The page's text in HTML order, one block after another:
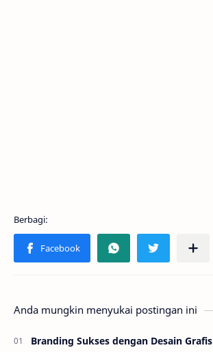
Anda mungkin menyukai postingan ini
Branding Sukses dengan Desain Grafis